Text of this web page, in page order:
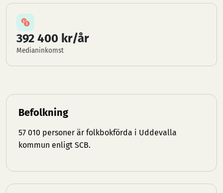
392 400 kr/år
Medianinkomst
Befolkning
57 010 personer är folkbokförda i Uddevalla
kommun enligt SCB.